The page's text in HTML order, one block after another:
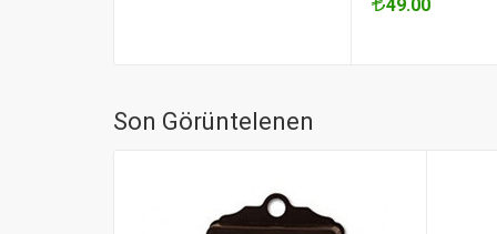
49.00
Son Görüntelenen